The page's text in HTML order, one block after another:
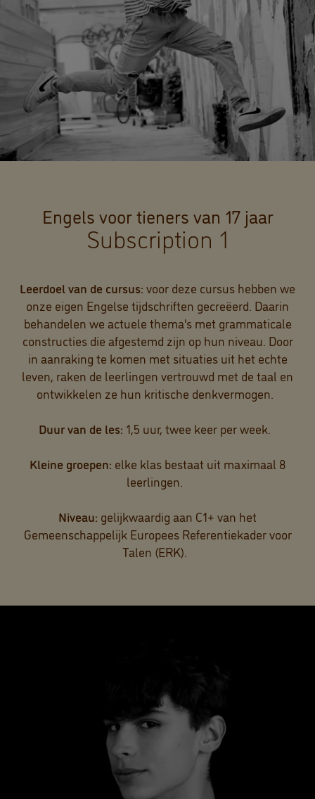
Engels voor tieners van 17 jaar
Subscription 1
Leerdoel van de cursus: voor deze cursus hebben we
onze eigen Engelse tijdschriften gecreëerd. Daarin
behandelen we actuele thema's met grammaticale
constructies die afgestemd zijn op hun niveau. Door
in aanraking te komen met situaties uit het echte
leven, raken de leerlingen vertrouwd met de taal en
ontwikkelen ze hun kritische denkvermogen.
Duur van de les: 1,5 uur, twee keer per week.
Kleine groepen: elke klas bestaat uit maximaal 8
leerlingen.
Niveau: gelijkwaardig aan C1+ van het
Gemeenschappelijk Europees Referentiekader voor
Talen (ERK).